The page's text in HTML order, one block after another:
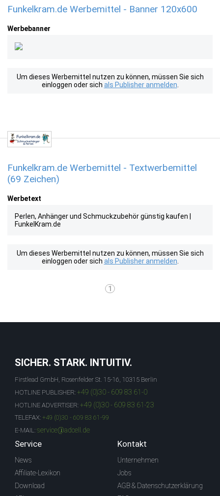
Funkelkram.de Werbemittel - Banner 120x600
Werbebanner
Um dieses Werbemittel nutzen zu können, müssen Sie sich
einloggen oder sich als Publisher anmelden
Funkelkram.de Werbemittel - Textwerbemittel
(69 Zeichen)
Werbetext
Perlen, Anhänger und Schmuckzubehör günstig kaufen |
FunkelKram.de
Um dieses Werbemittel nutzen zu können, müssen Sie sich
einloggen oder sich als Publisher anmelden
1
SICHER. STARK. INTUITIV.
Firstlead GmbH, Rosenfelder St. 15-16, 10315 Berlin
HOTLINE PUBLISHER: +49 (0)30 - 609 83 61-0
HOTLINE ADVERTISER: +49 (0)30 - 609 83 61-23
TELEFAX: +49 (0)30 - 609 83 61-99
E-MAIL: service@adcell.de
Service
News
Affiliate-Lexikon
Download
Kontakt
Unternehmen
Jobs
AGB & Datenschutzerklärung